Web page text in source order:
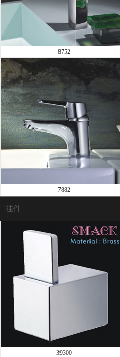
8752
7882
挂件
39300